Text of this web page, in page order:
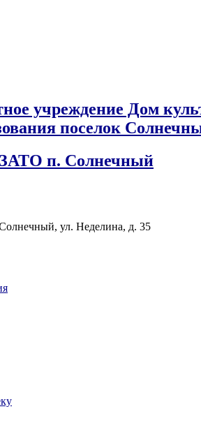
учреждение Дом
поселок
п. Солнечный
ул. Неделина, д. 35